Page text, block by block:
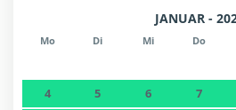
JANUAR -
Mo Di Mi Do
4
5 6 7